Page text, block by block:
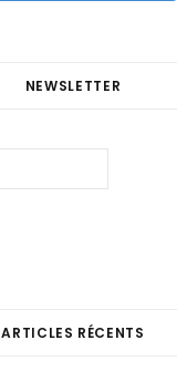
NEWSLETTER
ARTICLES RÉCENTS